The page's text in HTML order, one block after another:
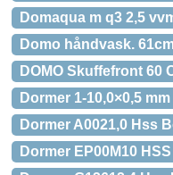
Domaqua m q3 2,5
Domo håndvask.
DOMO Skuffefront 60
Dormer 1-10,0×0,5
Dormer A0021,0 Hss
Dormer EP00M10